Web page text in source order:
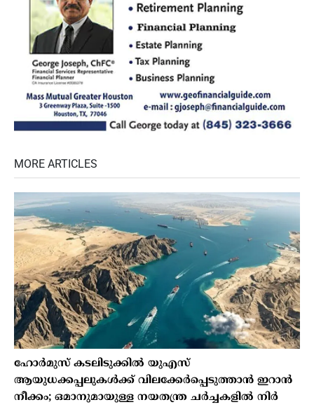
MORE ARTICLES
ഹോർമുസ് കടലിടുക്കിൽ യുഎസ്
ആയുധക്കപ്പലുകൾക്ക് വിലക്കേർപ്പെടുത്താൻ ഇറാൻ
നീക്കം; ഒമാനുമായുള്ള നയതന്ത്ര ചർച്ചകളിൽ നിർ